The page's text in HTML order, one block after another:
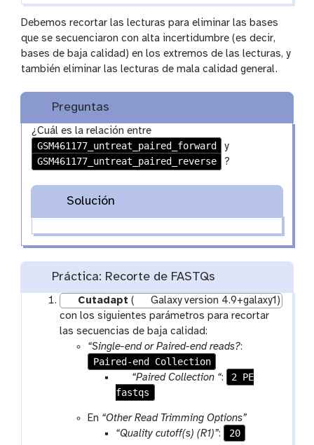
Debemos recortar las lecturas para eliminar las bases
que se secuenciaron con alta incertidumbre (es decir,
bases de baja calidad) en los extremos de las lecturas, y
también eliminar las lecturas de mala calidad general.
Preguntas
¿Cuál es la relación entre
GSM461177_untreat_paired_forward
y
GSM461177_untreat_paired_reverse
?
Solución
Práctica: Recorte de FASTQs
Cutadapt (
Galaxy version 4.9+galaxy1)
con los siguientes parámetros para recortar
las secuencias de baja calidad:
“Single-end or Paired-end reads?:
Paired-end Collection
p
a
a
m
“Paired Collection “:
2 PE
fastqs
En “Other Read Trimming Options”
“Quality cutoff(s) (R1)”: 20